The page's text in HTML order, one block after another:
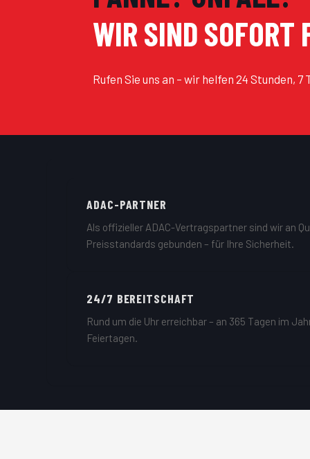
WIR SIND SOFORT
Rufen Sie uns an – wir helfen 24 Stunden, 7
ADAC-PARTNER
Als offizieller ADAC-Vertragspartner sind wir an
Preisstandards gebunden – für Ihre Sicherheit.
24/7 BEREITSCHAFT
Rund um die Uhr erreichbar – an 365 Tagen im
Feiertagen.